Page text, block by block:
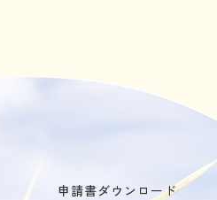
申請書ダウンロード